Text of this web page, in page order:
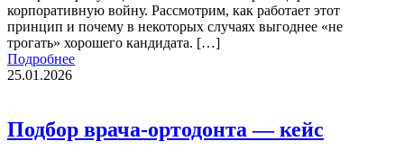
корпоративную войну. Рассмотрим, как работает этот
принцип и почему в некоторых случаях выгоднее «не
трогать» хорошего кандидата. […]
Подробнее
25.01.2026
Подбор врача-ортодонта — кейс